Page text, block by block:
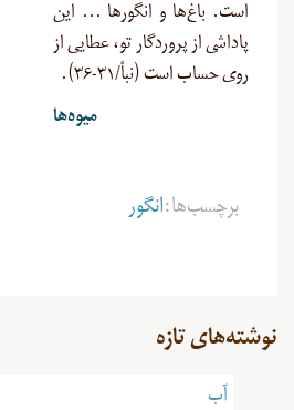
است. باغ‌ها و انگورها … این
پاداشى از پروردگار تو، عطایى از
روى حساب است (نبأ/۳۱-۳۶).
میوه‌ها
برچسب‌ها:انگور
نوشته‌های تازه
آب